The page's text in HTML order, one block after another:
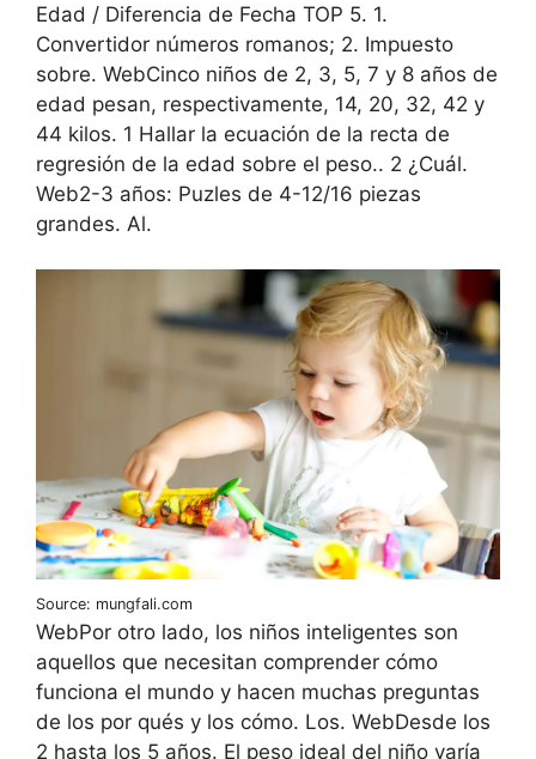
Edad / Diferencia de Fecha TOP 5. 1.
Convertidor números romanos; 2. Impuesto
sobre. WebCinco niños de 2, 3, 5, 7 y 8 años de
edad pesan, respectivamente, 14, 20, 32, 42 y
44 kilos. 1 Hallar la ecuación de la recta de
regresión de la edad sobre el peso.. 2 ¿Cuál.
Web2-3 años: Puzles de 4-12/16 piezas
grandes. Al.
Source: mungfali.com
WebPor otro lado, los niños inteligentes son
aquellos que necesitan comprender cómo
funciona el mundo y hacen muchas preguntas
de los por qués y los cómo. Los. WebDesde los
2 hasta los 5 años. El peso ideal del niño varía